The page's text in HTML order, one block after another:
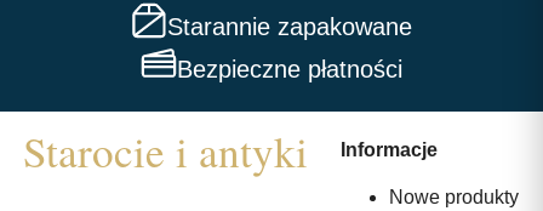
Starannie zapakowane
Bezpieczne płatności
Informacje
Nowe produkty